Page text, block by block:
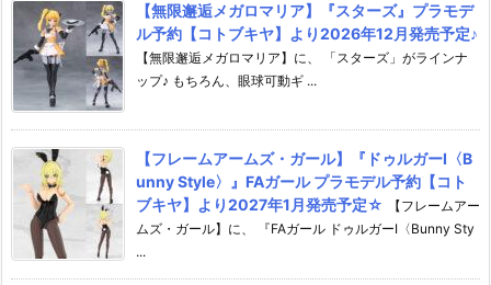
【無限邂逅メガロマリア】『スターズ』プラモデ
ル予約【コトブキヤ】より2026年12月発売予定♪
【無限邂逅メガロマリア】に、 「スターズ」がラインナ
ップ♪ もちろん、眼球可動ギ ...
【フレームアームズ・ガール】『ドゥルガーI〈B
unny Style〉』FAガール プラモデル予約【コト
ブキヤ】より2027年1月発売予定☆
【フレームアー
ムズ・ガール】に、 『FAガール ドゥルガーI〈Bunny Sty
...